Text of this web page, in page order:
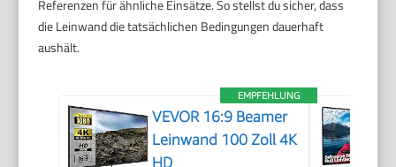
Referenzen für ähnliche Einsätze. So stellst du sicher, dass
die Leinwand die tatsächlichen Bedingungen dauerhaft
aushält.
EMPFEHLUNG
VEVOR 16:9 Beamer
Leinwand 100 Zoll 4K
HD